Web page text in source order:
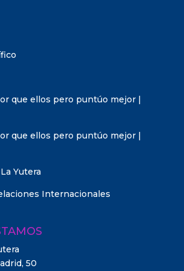
que ellos pero puntúo mejor |
que ellos pero puntúo mejor |
Yutera
Internacionales
50